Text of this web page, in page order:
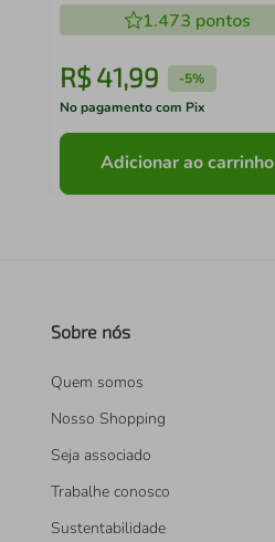
1.473 pontos
R$ 41,99 -5%
No pagamento com Pix
Adicionar ao carrinho
Sobre nós
Quem somos
Nosso Shopping
Seja associado
Trabalhe conosco
Sustentabilidade